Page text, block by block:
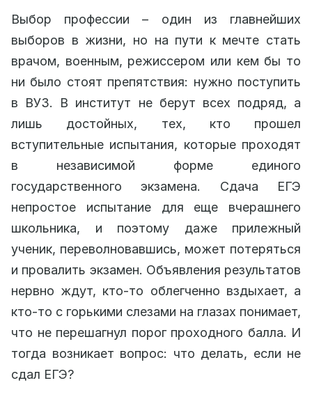
Выбор профессии – один из главнейших
выборов в жизни, но на пути к мечте стать
врачом, военным, режиссером или кем бы то
ни было стоят препятствия: нужно поступить
в ВУЗ. В институт не берут всех подряд, а
лишь достойных, тех, кто прошел
вступительные испытания, которые проходят
в независимой форме единого
государственного экзамена. Сдача ЕГЭ
непростое испытание для еще вчерашнего
школьника, и поэтому даже прилежный
ученик, переволновавшись, может потеряться
и провалить экзамен. Объявления результатов
нервно ждут, кто-то облегченно вздыхает, а
кто-то с горькими слезами на глазах понимает,
что не перешагнул порог проходного балла. И
тогда возникает вопрос: что делать, если не
сдал ЕГЭ?